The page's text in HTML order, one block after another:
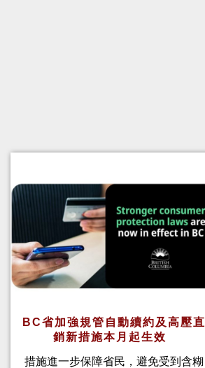
BC省加強規管自動續約及高壓直
銷新措施本月起生效
措施進一步保障省民，避免受到含糊